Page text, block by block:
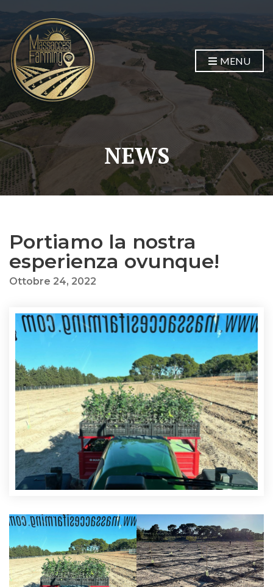
MENU
NEWS
Portiamo la nostra
esperienza ovunque!
Ottobre 24, 2022